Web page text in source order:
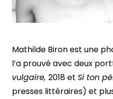
Mathilde Biron est une
l’a prouvé avec deux
vulgaire, 2018 et Si ton
presses littéraires) et